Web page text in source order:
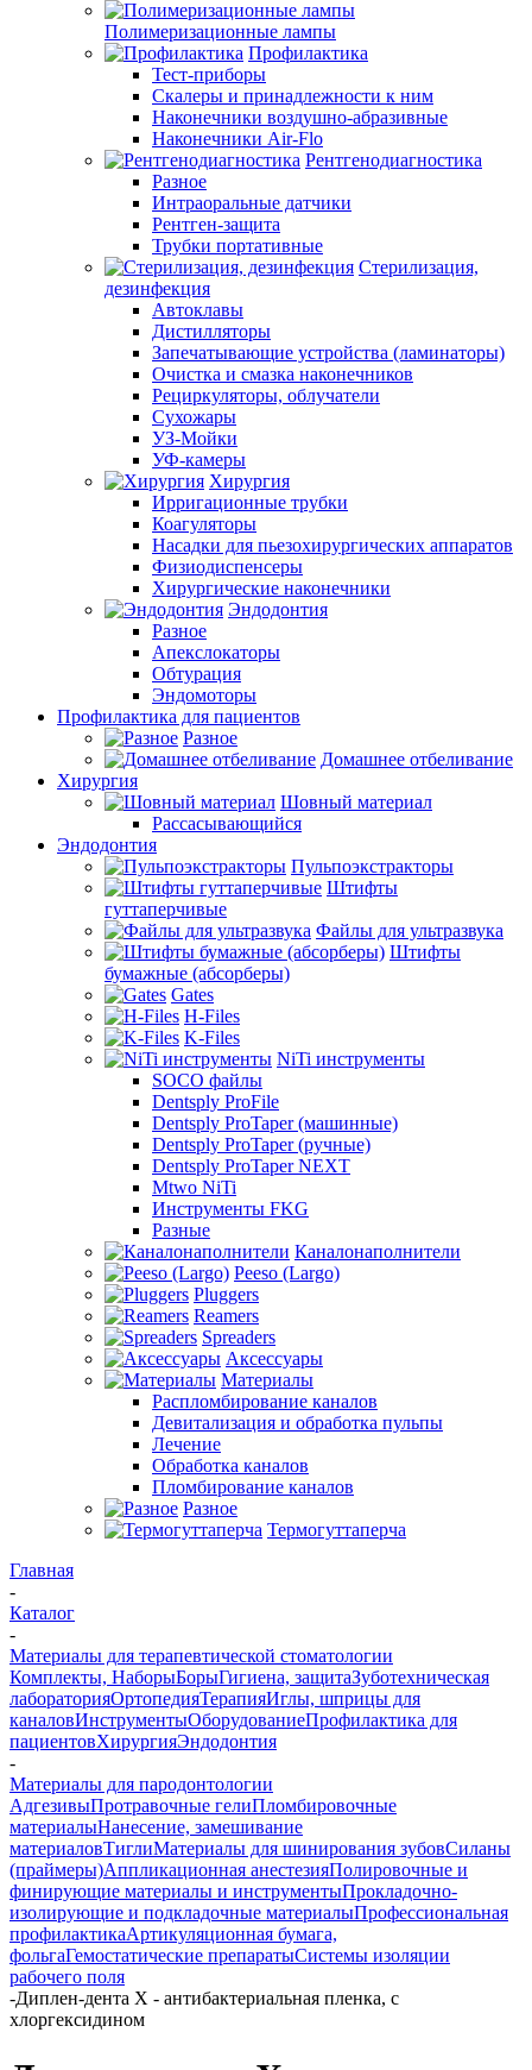
Полимеризационные лампы
Профилактика
Тест-приборы
Скалеры и принадлежности к ним
Наконечники воздушно-абразивные
Наконечники Air-Flo
Рентгенодиагностика
Разное
Интраоральные датчики
Рентген-защита
Трубки портативные
Стерилизация,
дезинфекция
Автоклавы
Дистилляторы
Запечатывающие устройства (ламинаторы)
Очистка и смазка наконечников
Рециркуляторы, облучатели
Сухожары
УЗ-Мойки
УФ-камеры
Хирургия
Ирригационные трубки
Коагуляторы
Насадки для пьезохирургических аппаратов
Физиодиспенсеры
Хирургические наконечники
Эндодонтия
Разное
Апекслокаторы
Обтурация
Эндомоторы
Профилактика для пациентов
Разное
Домашнее отбеливание
Хирургия
Шовный материал
Рассасывающийся
Эндодонтия
Пульпоэкстракторы
Штифты
гуттаперчивые
Файлы для ультразвука
Штифты
бумажные (абсорберы)
Gates
H-Files
K-Files
NiTi инструменты
SOCO файлы
Dentsply ProFile
Dentsply ProTaper (машинные)
Dentsply ProTaper (ручные)
Dentsply ProTaper NEXT
Mtwo NiTi
Инструменты FKG
Разные
Каналонаполнители
Peeso (Largo)
Pluggers
Reamers
Spreaders
Аксессуары
Материалы
Распломбирование каналов
Девитализация и обработка пульпы
Лечение
Обработка каналов
Пломбирование каналов
Разное
Термогуттаперча
Главная
-
Каталог
-
Материалы для терапевтической стоматологии
Комплекты, НаборыБорыГигиена, защитаЗуботехническая
лабораторияОртопедияТерапияИглы, шприцы для
каналовИнструментыОборудованиеПрофилактика для
пациентовХирургияЭндодонтия
-
Материалы для пародонтологии
АдгезивыПротравочные гелиПломбировочные
материалыНанесение, замешивание
материаловТиглиМатериалы для шинирования зубовСиланы
(праймеры)Аппликационная анестезияПолировочные и
финирующие материалы и инструментыПрокладочно-
изолирующие и подкладочные материалыПрофессиональная
профилактикаАртикуляционная бумага,
фольгаГемостатические препаратыСистемы изоляции
рабочего поля
-Диплен-дента Х - антибактериальная пленка, с
хлоргексидином